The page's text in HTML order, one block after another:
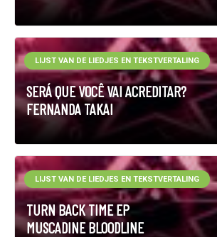
SERÁ QUE VOCÊ VAI ACREDITAR?
FERNANDA TAKAI
LIJST VAN DE LIEDJES EN TEKSTVERTALING
TURN BACK TIME EP
MUSCADINE BLOODLINE
LIJST VAN DE LIEDJES EN TEKSTVERTALING